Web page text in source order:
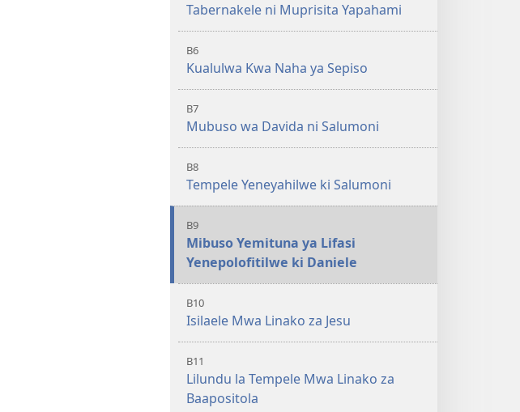
Tabernakele ni Muprisita Yapahami
B6
Kualulwa Kwa Naha ya Sepiso
B7
Mubuso wa Davida ni Salumoni
B8
Tempele Yeneyahilwe ki Salumoni
B9
Mibuso Yemituna ya Lifasi
Yenepolofitilwe ki Daniele
B10
Isilaele Mwa Linako za Jesu
B11
Lilundu la Tempele Mwa Linako za
Baapositola